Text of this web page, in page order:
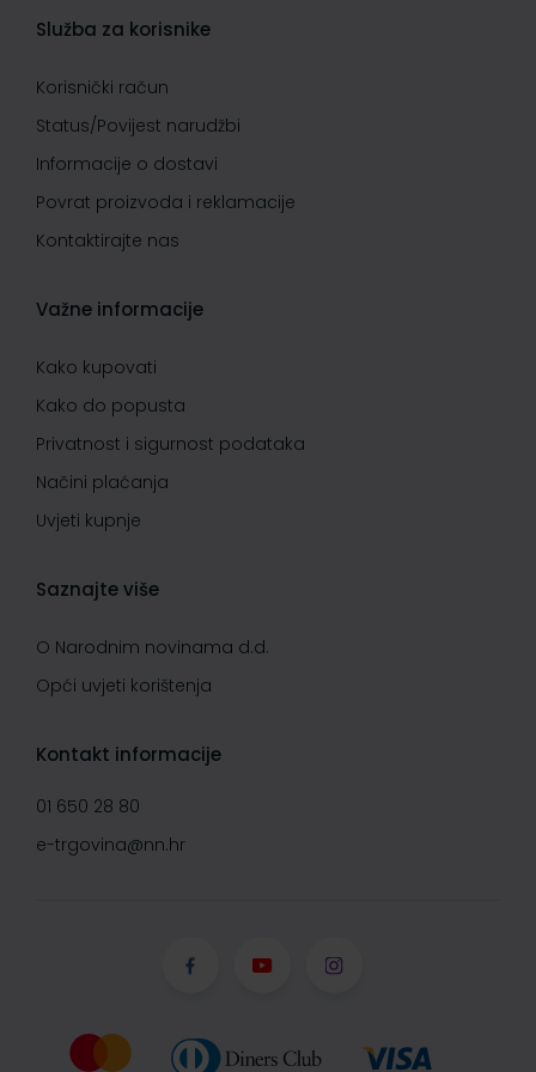
Služba za korisnike
Korisnički račun
Status/Povijest narudžbi
Informacije o dostavi
Povrat proizvoda i reklamacije
Kontaktirajte nas
Važne informacije
Kako kupovati
Kako do popusta
Privatnost i sigurnost podataka
Načini plaćanja
Uvjeti kupnje
Saznajte više
O Narodnim novinama d.d.
Opći uvjeti korištenja
Kontakt informacije
01 650 28 80
e-trgovina@nn.hr